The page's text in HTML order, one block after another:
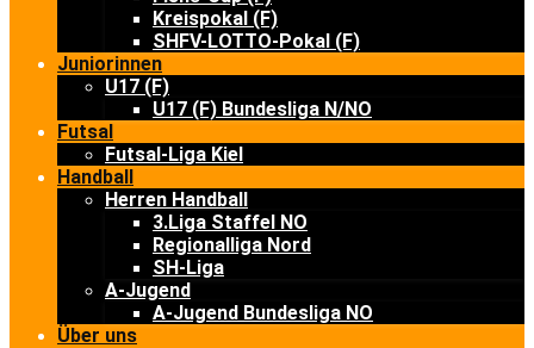
Kreispokal (F)
SHFV-LOTTO-Pokal (F)
Juniorinnen
U17 (F)
U17 (F) Bundesliga N/NO
Futsal
Futsal-Liga Kiel
Handball
Herren Handball
3.Liga Staffel NO
Regionalliga Nord
SH-Liga
A-Jugend
A-Jugend Bundesliga NO
Über uns